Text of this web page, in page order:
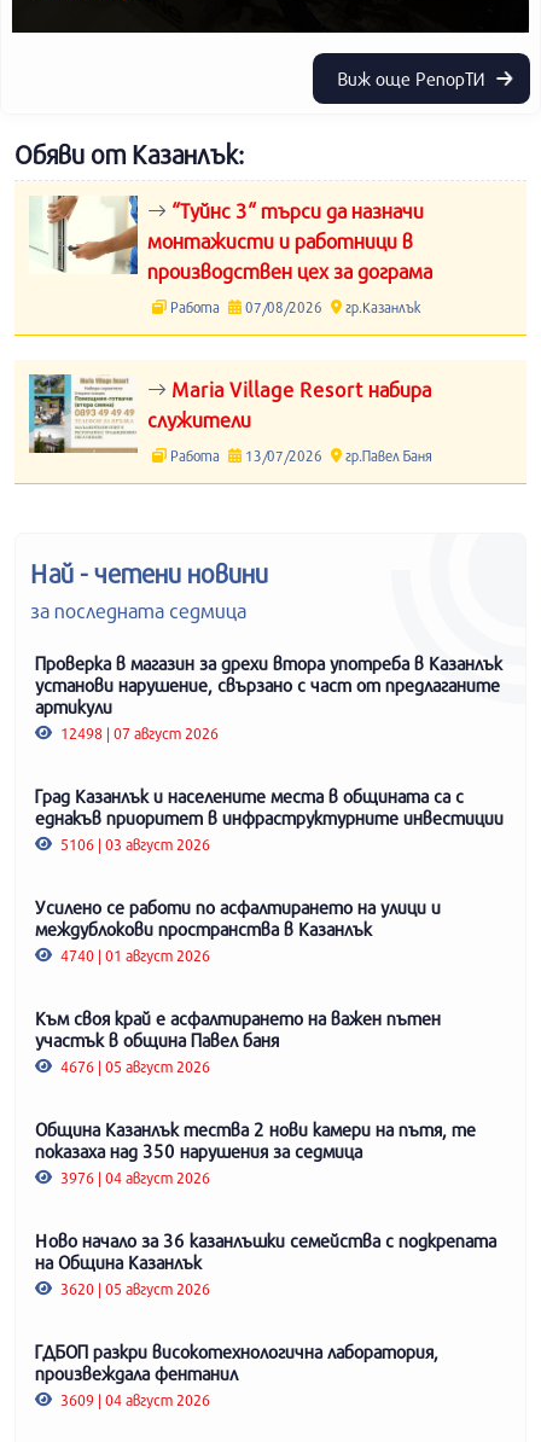
Виж още РепорТИ
Обяви от Казанлък:
“Туйнс 3“ търси да назначи
монтажисти и работници в
производствен цех за дограма
Работа 07/08/2026 гр.Казанлък
Maria Village Resort набира
служители
Работа 13/07/2026 гр.Павел Баня
Най - четени новини
за последната седмица
Проверка в магазин за дрехи втора употреба в Казанлък
установи нарушение, свързано с част от предлаганите
артикули
12498 | 07 август 2026
Град Казанлък и населените места в общината са с
еднакъв приоритет в инфраструктурните инвестиции
5106 | 03 август 2026
Усилено се работи по асфалтирането на улици и
междублокови пространства в Казанлък
4740 | 01 август 2026
Към своя край е асфалтирането на важен пътен
участък в община Павел баня
4676 | 05 август 2026
Община Казанлък тества 2 нови камери на пътя, те
показаха над 350 нарушения за седмица
3976 | 04 август 2026
Ново начало за 36 казанлъшки семейства с подкрепата
на Община Казанлък
3620 | 05 август 2026
ГДБОП разкри високотехнологична лаборатория,
произвеждала фентанил
3609 | 04 август 2026